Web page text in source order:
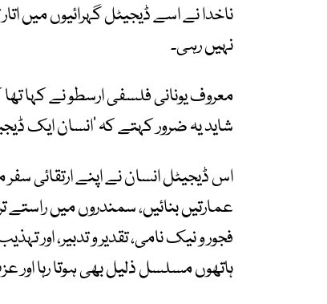
ناخدا نے اسے ڈیجیٹل گہرائیوں میں
نہیں رہی۔
معروف یونانی فلسفی ارسطو نے کہا
شاید یہ ضرور کہتے کہ ’انسان ایک
اس ڈیجیٹل انسان نے اپنے ارتقائی
عمارتیں بنائیں، سمندروں میں راستے
فجور و نیک نامی، تقدیر و تدبیر،
ہاتھوں مسلسل ذلیل بھی ہوتا رہا اور